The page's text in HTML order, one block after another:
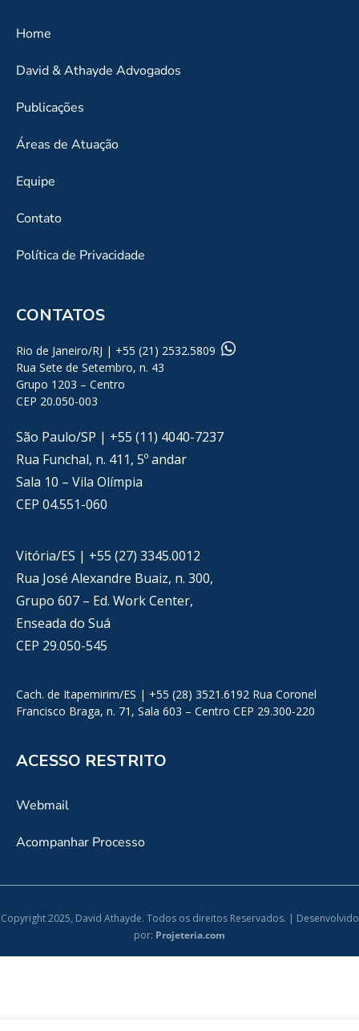
Home
David & Athayde Advogados
Publicações
Áreas de Atuação
Equipe
Contato
Política de Privacidade
CONTATOS
Rio de Janeiro/RJ | +55 (21) 2532.5809
Rua Sete de Setembro, n. 43
Grupo 1203 – Centro
CEP 20.050-003
São Paulo/SP | +55 (11) 4040-7237
Rua Funchal, n. 411, 5º andar
Sala 10 – Vila Olímpia
CEP 04.551-060
Vitória/ES | +55 (27) 3345.0012
Rua José Alexandre Buaiz, n. 300,
Grupo 607 – Ed. Work Center,
Enseada do Suá
CEP 29.050-545
Cach. de Itapemirim/ES | +55 (28) 3521.6192 Rua Coronel
Francisco Braga, n. 71, Sala 603 – Centro CEP 29.300-220
ACESSO RESTRITO
Webmail
Acompanhar Processo
Copyright 2025, David Athayde. Todos os direitos Reservados. | Desenvolvido
por: Projeteria.com